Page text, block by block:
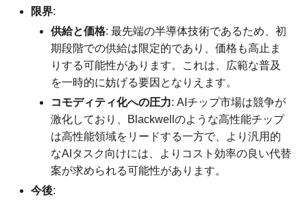
限界:
供給と価格: 最先端の半導体技術であるため、初
期段階での供給は限定的であり、価格も高止ま
りする可能性があります。これは、広範な普及
を一時的に妨げる要因となりえます。
コモディティ化への圧力: AIチップ市場は競争が
激化しており、Blackwellのような高性能チップ
は高性能領域をリードする一方で、より汎用的
なAIタスク向けには、よりコスト効率の良い代替
案が求められる可能性があります。
今後: